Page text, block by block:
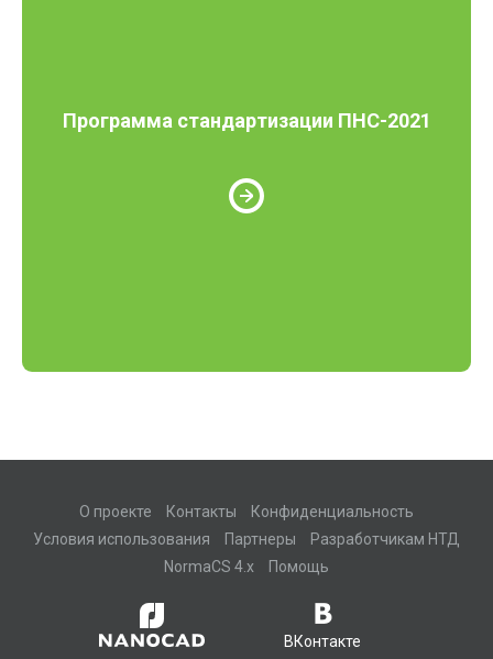
Программа стандартизации ПНС-2021
О проекте Контакты
Конфиденциальность
Условия использования
Партнеры
Разработчикам НТД
NormaCS 4.x
Помощь
ВКонтакте